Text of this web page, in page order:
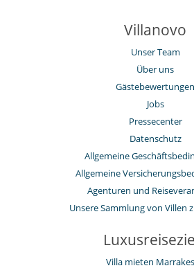
Villanovo
Unser Team
Über uns
Gästebewertungen
Jobs
Pressecenter
Datenschutz
Allgemeine
Allgemeine
Agenturen und
Unsere Sammlung von Villen
Villa mieten